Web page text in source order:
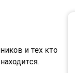
и тех кто